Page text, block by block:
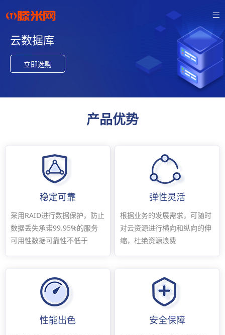
云数据库
立即选购
产品优势
稳定可靠
采用RAID进行数据保护，防止
数据丢失承诺99.95%的服务
可用性数据可靠性不低于
弹性灵活
根据业务的发展需求，可随时
对云资源进行横向和纵向的伸
缩，杜绝资源浪费
性能出色 安全保障